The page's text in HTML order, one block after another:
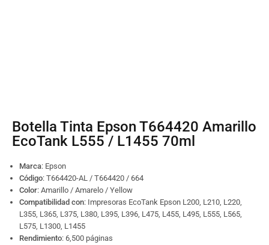
Botella Tinta Epson T664420 Amarillo
EcoTank L555 / L1455 70ml
Marca: Epson
Código: T664420-AL / T664420 / 664
Color: Amarillo / Amarelo / Yellow
Compatibilidad con: Impresoras EcoTank Epson L200, L210, L220,
L355, L365, L375, L380, L395, L396, L475, L455, L495, L555, L565,
L575, L1300, L1455
Rendimiento: 6,500 páginas